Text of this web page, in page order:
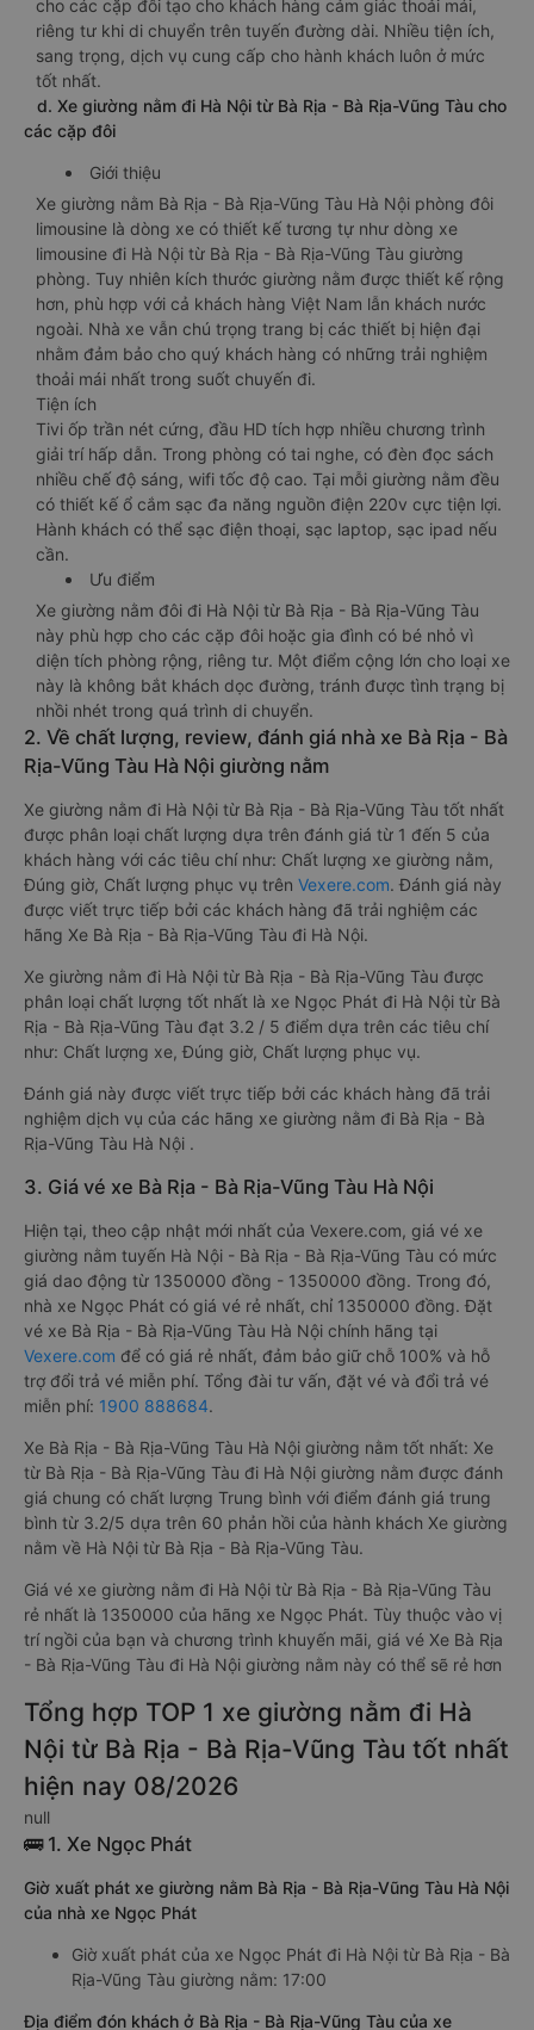
cho các cặp đôi tạo cho khách hàng cảm giác thoải mái,
riêng tư khi di chuyển trên tuyến đường dài. Nhiều tiện ích,
sang trọng, dịch vụ cung cấp cho hành khách luôn ở mức
tốt nhất.
d. Xe giường nằm đi Hà Nội từ Bà Rịa - Bà Rịa-Vũng Tàu cho
các cặp đôi
Giới thiệu
Xe giường nằm Bà Rịa - Bà Rịa-Vũng Tàu Hà Nội phòng đôi
limousine là dòng xe có thiết kế tương tự như dòng xe
limousine đi Hà Nội từ Bà Rịa - Bà Rịa-Vũng Tàu giường
phòng. Tuy nhiên kích thước giường nằm được thiết kế rộng
hơn, phù hợp với cả khách hàng Việt Nam lẫn khách nước
ngoài. Nhà xe vẫn chú trọng trang bị các thiết bị hiện đại
nhằm đảm bảo cho quý khách hàng có những trải nghiệm
thoải mái nhất trong suốt chuyến đi.
Tiện ích
Tivi ốp trần nét cứng, đầu HD tích hợp nhiều chương trình
giải trí hấp dẫn. Trong phòng có tai nghe, có đèn đọc sách
nhiều chế độ sáng, wifi tốc độ cao. Tại mỗi giường nằm đều
có thiết kế ổ cắm sạc đa năng nguồn điện 220v cực tiện lợi.
Hành khách có thể sạc điện thoại, sạc laptop, sạc ipad nếu
cần.
Ưu điểm
Xe giường nằm đôi đi Hà Nội từ Bà Rịa - Bà Rịa-Vũng Tàu
này phù hợp cho các cặp đôi hoặc gia đình có bé nhỏ vì
diện tích phòng rộng, riêng tư. Một điểm cộng lớn cho loại xe
này là không bắt khách dọc đường, tránh được tình trạng bị
nhồi nhét trong quá trình di chuyển.
2. Về chất lượng, review, đánh giá nhà xe Bà Rịa - Bà
Rịa-Vũng Tàu Hà Nội giường nằm
Xe giường nằm đi Hà Nội từ Bà Rịa - Bà Rịa-Vũng Tàu tốt nhất
được phân loại chất lượng dựa trên đánh giá từ 1 đến 5 của
khách hàng với các tiêu chí như: Chất lượng xe giường nằm,
Đúng giờ, Chất lượng phục vụ trên Vexere.com. Đánh giá này
được viết trực tiếp bởi các khách hàng đã trải nghiệm các
hãng Xe Bà Rịa - Bà Rịa-Vũng Tàu đi Hà Nội.
Xe giường nằm đi Hà Nội từ Bà Rịa - Bà Rịa-Vũng Tàu được
phân loại chất lượng tốt nhất là xe Ngọc Phát đi Hà Nội từ Bà
Rịa - Bà Rịa-Vũng Tàu đạt 3.2 / 5 điểm dựa trên các tiêu chí
như: Chất lượng xe, Đúng giờ, Chất lượng phục vụ.
Đánh giá này được viết trực tiếp bởi các khách hàng đã trải
nghiệm dịch vụ của các hãng xe giường nằm đi Bà Rịa - Bà
Rịa-Vũng Tàu Hà Nội .
3. Giá vé xe Bà Rịa - Bà Rịa-Vũng Tàu Hà Nội
Hiện tại, theo cập nhật mới nhất của Vexere.com, giá vé xe
giường nằm tuyến Hà Nội - Bà Rịa - Bà Rịa-Vũng Tàu có mức
giá dao động từ 1350000 đồng - 1350000 đồng. Trong đó,
nhà xe Ngọc Phát có giá vé rẻ nhất, chỉ 1350000 đồng. Đặt
vé xe Bà Rịa - Bà Rịa-Vũng Tàu Hà Nội chính hãng tại
Vexere.com để có giá rẻ nhất, đảm bảo giữ chỗ 100% và hỗ
trợ đổi trả vé miễn phí. Tổng đài tư vấn, đặt vé và đổi trả vé
miễn phí: 1900 888684.
Xe Bà Rịa - Bà Rịa-Vũng Tàu Hà Nội giường nằm tốt nhất: Xe
từ Bà Rịa - Bà Rịa-Vũng Tàu đi Hà Nội giường nằm được đánh
giá chung có chất lượng Trung bình với điểm đánh giá trung
bình từ 3.2/5 dựa trên 60 phản hồi của hành khách Xe giường
nằm về Hà Nội từ Bà Rịa - Bà Rịa-Vũng Tàu.
Giá vé xe giường nằm đi Hà Nội từ Bà Rịa - Bà Rịa-Vũng Tàu
rẻ nhất là 1350000 của hãng xe Ngọc Phát. Tùy thuộc vào vị
trí ngồi của bạn và chương trình khuyến mãi, giá vé Xe Bà Rịa
- Bà Rịa-Vũng Tàu đi Hà Nội giường nằm này có thể sẽ rẻ hơn
Tổng hợp TOP 1 xe giường nằm đi Hà
Nội từ Bà Rịa - Bà Rịa-Vũng Tàu tốt nhất
hiện nay 08/2026
null
🚌 1. Xe Ngọc Phát
Giờ xuất phát xe giường nằm Bà Rịa - Bà Rịa-Vũng Tàu Hà Nội
của nhà xe Ngọc Phát
Giờ xuất phát của xe Ngọc Phát đi Hà Nội từ Bà Rịa - Bà
Rịa-Vũng Tàu giường nằm: 17:00
Địa điểm đón khách ở Bà Rịa - Bà Rịa-Vũng Tàu của xe